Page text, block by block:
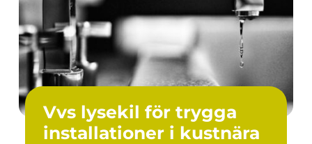
Vvs lysekil för trygga
installationer i kustnära